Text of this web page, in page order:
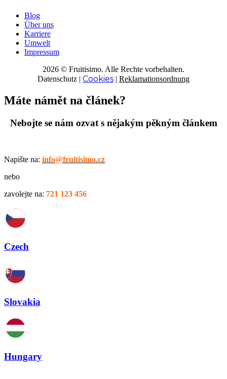
Blog
Über uns
Karriere
Umwelt
Impressum
2026 © Fruitisimo. Alle Rechte vorbehalten.
Datenschutz | Cookies | Reklamationsordnung
Máte námět na článek?
Nebojte se nám ozvat s nějakým pěkným článkem
Napište na: info@fruitisimo.cz
nebo
zavolejte na: 721 123 456
Czech
Slovakia
Hungary